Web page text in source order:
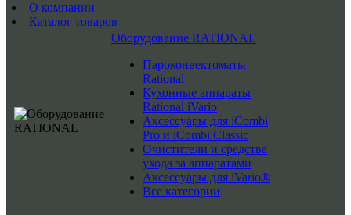
О компании
Каталог товаров
Оборудование RATIONAL
Пароконвектоматы
Rational
Кухонные аппараты
Rational iVario
Аксессуары для iCombi
Pro и iCombi Classic
Очистители и средства
ухода за аппаратами
Аксессуары для iVario®
Все категории